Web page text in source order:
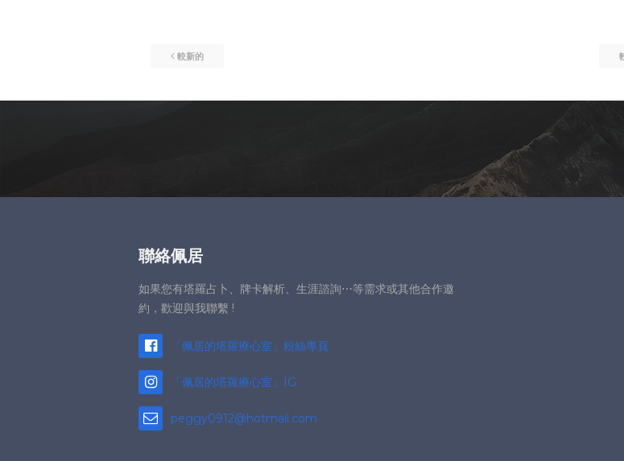
較新的
聯絡佩居
如果您有塔羅占卜、牌卡解析、生涯諮詢⋯等需求或其他合作邀
約，歡迎與我聯繫 !
「佩居的塔羅療心室」粉絲專頁
「佩居的塔羅療心室」IG
peggy0912@hotmail.com